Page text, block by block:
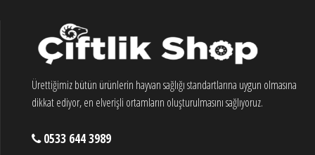
Ürettiğimiz bütün ürünlerin hayvan sağlığı standartlarına uygun olmasına
dikkat ediyor, en elverişli ortamların oluşturulmasını sağlıyoruz.
0533 644 3989